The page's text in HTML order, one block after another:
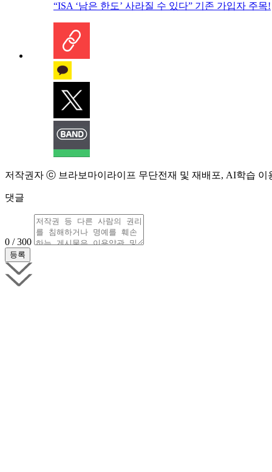
“ISA ‘남은 한도’ 사라질 수 있다” 기존 가입자 주목!
저작권자 ⓒ 브라보마이라이프 무단전재 및 재배포, AI학습 이
댓글
0 / 300